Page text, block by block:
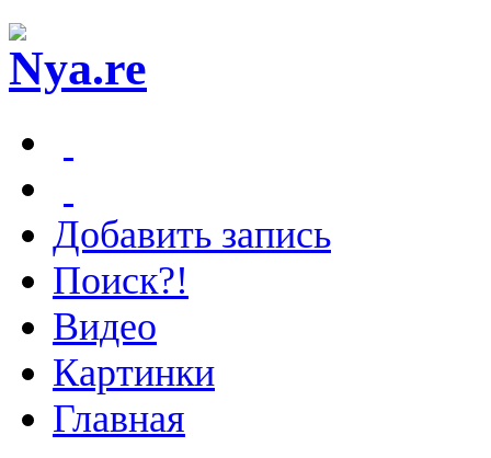
Добавить запись
Поиск?!
Видео
Картинки
Главная